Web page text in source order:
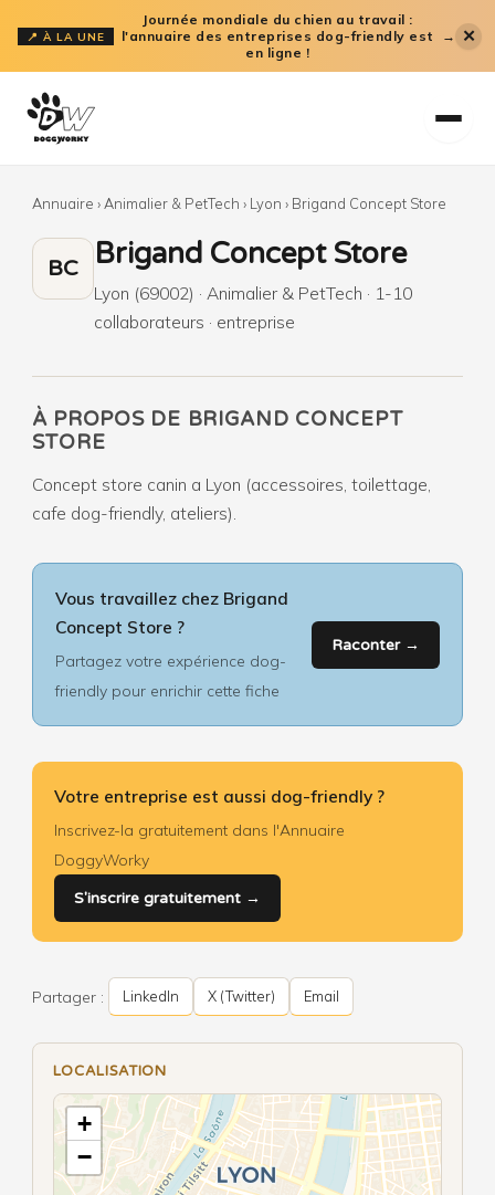
au
contenu
📍 À LA UNE
Journée mondiale du chien au travail :
l'annuaire des entreprises dog-friendly est
en ligne !
→ ✕
Annuaire › Animalier & PetTech › Lyon › Brigand Concept Store
BC Brigand Concept Store
Lyon (69002) · Animalier & PetTech · 1-10
collaborateurs · entreprise
À PROPOS DE BRIGAND CONCEPT
STORE
Concept store canin a Lyon (accessoires, toilettage,
cafe dog-friendly, ateliers).
Vous travaillez chez Brigand
Concept Store ?
Partagez votre expérience dog-
friendly pour enrichir cette fiche
Raconter →
Votre entreprise est aussi dog-friendly ?
Inscrivez-la gratuitement dans l'Annuaire
DoggyWorky
S'inscrire gratuitement →
Partager : LinkedIn X (Twitter) Email
LOCALISATION
+
−